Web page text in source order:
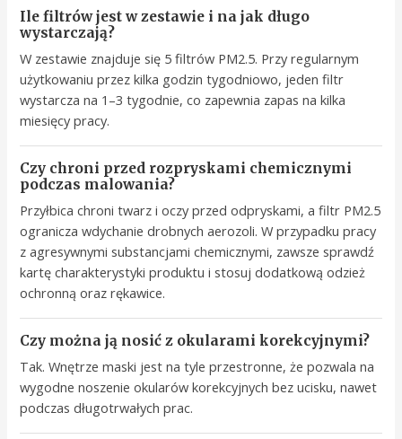
Ile filtrów jest w zestawie i na jak długo
wystarczają?
W zestawie znajduje się 5 filtrów PM2.5. Przy regularnym
użytkowaniu przez kilka godzin tygodniowo, jeden filtr
wystarcza na 1–3 tygodnie, co zapewnia zapas na kilka
miesięcy pracy.
Czy chroni przed rozpryskami chemicznymi
podczas malowania?
Przyłbica chroni twarz i oczy przed odpryskami, a filtr PM2.5
ogranicza wdychanie drobnych aerozoli. W przypadku pracy
z agresywnymi substancjami chemicznymi, zawsze sprawdź
kartę charakterystyki produktu i stosuj dodatkową odzież
ochronną oraz rękawice.
Czy można ją nosić z okularami korekcyjnymi?
Tak. Wnętrze maski jest na tyle przestronne, że pozwala na
wygodne noszenie okularów korekcyjnych bez ucisku, nawet
podczas długotrwałych prac.